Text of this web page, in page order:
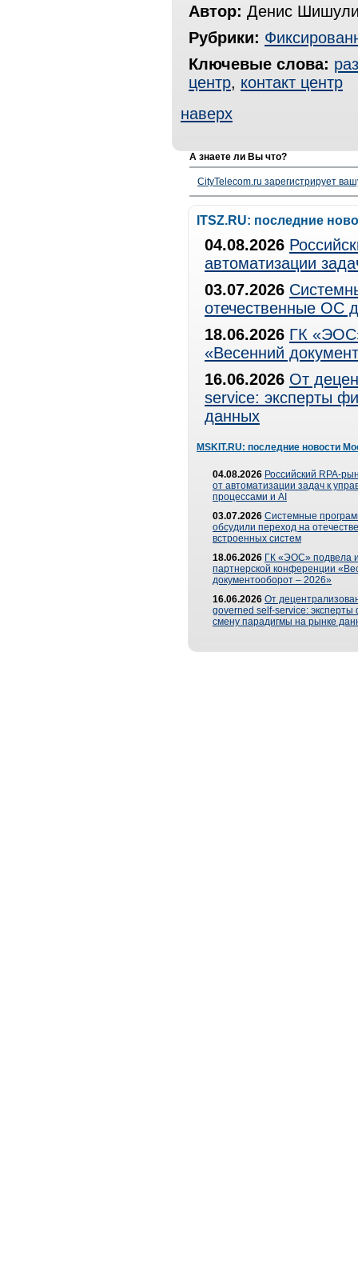
Автор: Денис
Рубрики:
Ключевые слова:
центр, контакт центр
наверх
А знаете ли Вы что?
CityTelecom.ru зарегистрирует
ITSZ.RU: последние
04.08.2026
автоматизации
03.07.2026
отечественные ОС
18.06.2026 ГК
«Весенний
16.06.2026 От
service: эксперты
данных
MSKIT.RU: последние новости
04.08.2026 Российский RPA-
от автоматизации задач к
процессами и AI
03.07.2026 Системные
обсудили переход на
встроенных систем
18.06.2026 ГК «ЭОС» подвела
партнерской конференции
документооборот – 2026»
16.06.2026 От
governed self-service: эксперты
смену парадигмы на рынке